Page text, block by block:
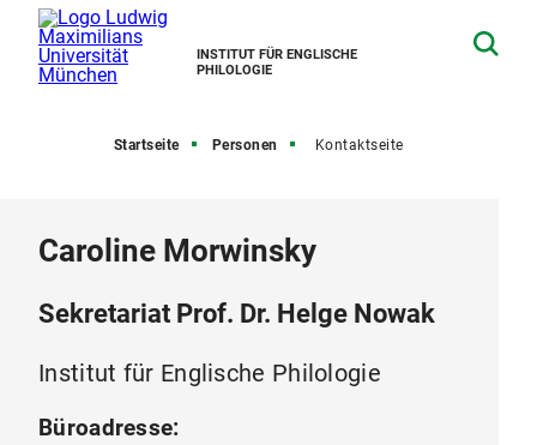
INSTITUT FÜR ENGLISCHE
PHILOLOGIE
Startseite Personen Kontaktseite
Caroline Morwinsky
Sekretariat Prof. Dr. Helge Nowak
Institut für Englische Philologie
Büroadresse: